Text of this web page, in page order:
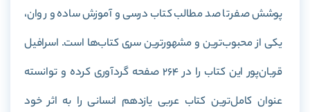
پوشش صفر تا صد مطالب کتاب درسی و آموزش ساده و روان،
یکی از محبوب‌ترین و مشهورترین سری کتاب‌‌ها است. اسرافیل
قربان‌پور این کتاب را در 264 صفحه گردآوری کرده و توانسته
عنوان کامل‌ترین کتاب عربی یازدهم انسانی را به اثر خود